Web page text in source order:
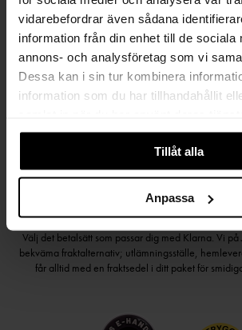
vidarebefordrar även sådana
information från din enhet till de sociala
annons- och analysföretag som vi
Dessa kan i sin tur kombinera
information som du har tillhandahållit
Tillåt alla
Anpassa
Håll dig uppdaterad
PRENUMERERA PÅ VÅRT
PRENUMERERA
HANDLA TRYGGT OCH
Välj det betalsätt som passar dig med Klarna. Vi
bekväma fraktalternativ; utlämningsställe,
får alltid med en fraktsedel i ditt paket för